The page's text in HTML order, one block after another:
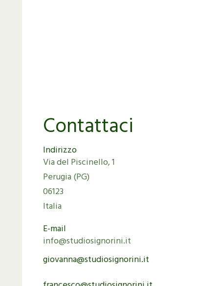
Contattaci
Indirizzo
Via del Piscinello, 1
Perugia (PG)
06123
Italia
E-mail
info@studiosignorini.it
giovanna@studiosignorini.it